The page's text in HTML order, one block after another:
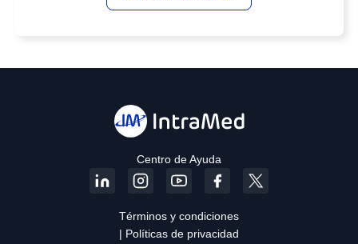
Centro de Ayuda
Términos y condiciones
| Políticas de privacidad